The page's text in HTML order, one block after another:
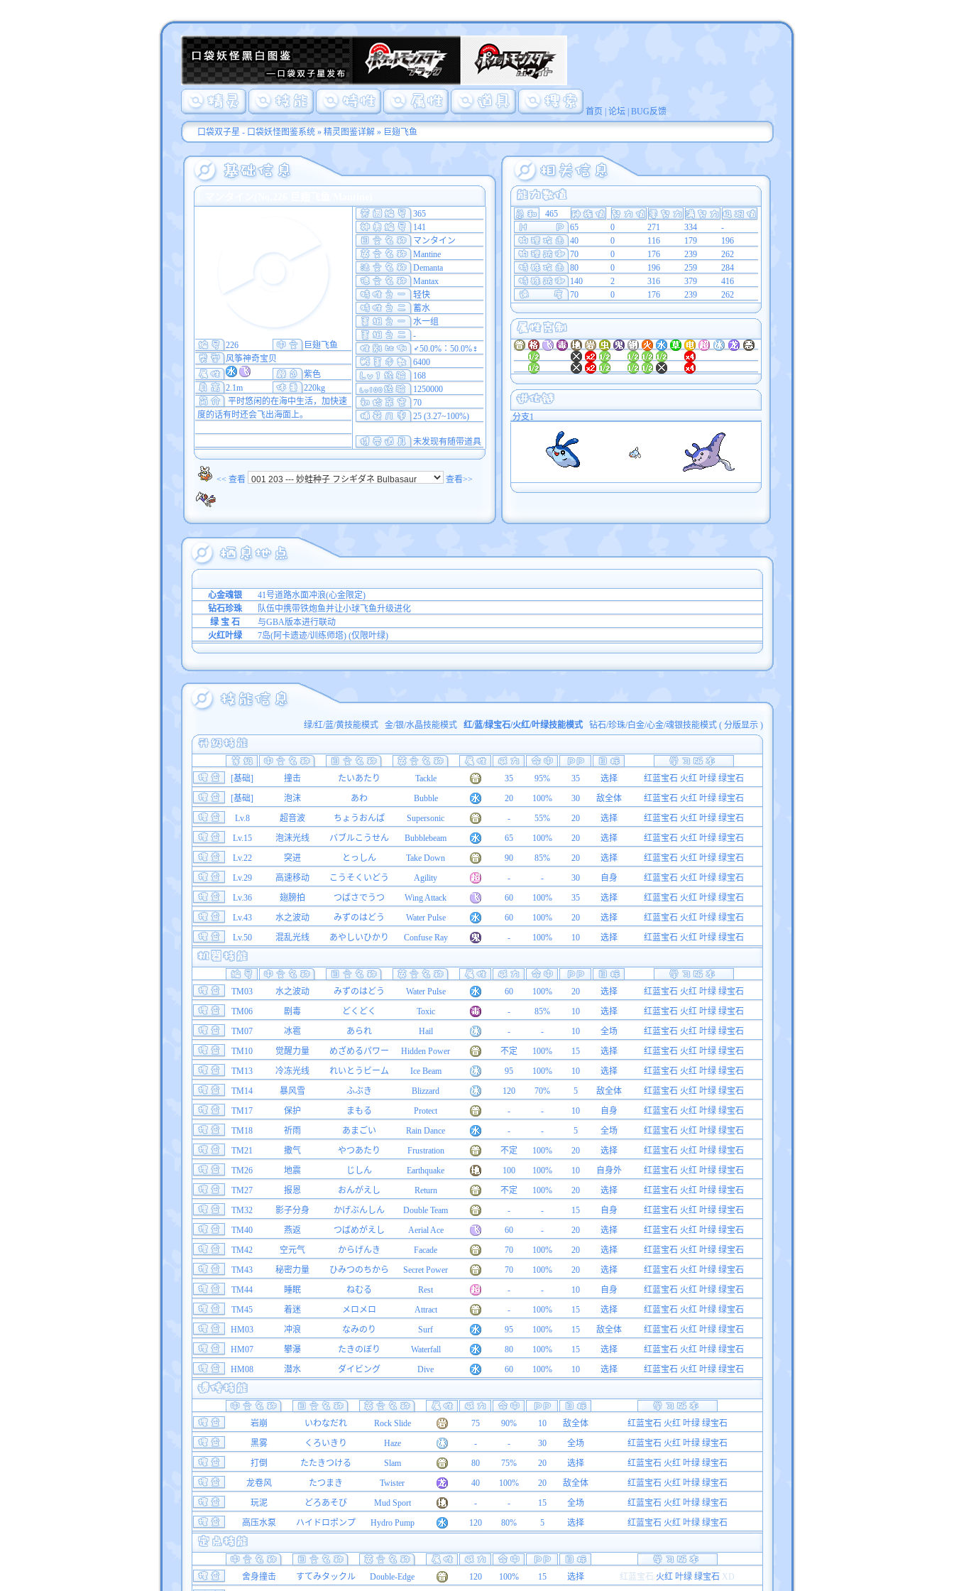
首页 论坛| BUG反馈
口袋双子星 - 口袋妖怪图鉴系统» 精灵图鉴详解» 巨翅飞鱼
365
141
マンタイン
Mantine
Demanta
Mantax
轻快
蓄水
水一组
-
♂50.0%∶50.0%♀
6400
168
1250000
70
25 (3.27~100%)
未发现有随带道具
226
巨翅飞鱼
风筝神奇宝贝
紫色
2.1m
220kg
平时悠闲的在海中生活，加快速
度的话有时还会飞出海面上。
<< 查看 查看>>
465
65
0 271 334
-
40
0 116 179
196
70
0 176 239
262
80
0 196 259
284
140
2 316 379
416
70
0 176 239 262
分支1
心金魂银
41号道路水面冲浪(心金限定)
钻石珍珠
队伍中携带铁炮鱼并让小球飞鱼升级进化
绿 宝 石
与GBA版本进行联动
火红叶绿
7岛(阿卡遗迹/训练师塔) (仅限叶绿)
绿/红/蓝/黄技能模式 金/银/水晶技能模式 红/蓝/绿宝石/火红/叶绿技能模式 钻石/珍珠/白金/心金/魂银技能模式( 分版显示)
[基础] 撞击 たいあたり Tackle 35 95% 35 选择
红蓝宝石 火红 叶绿 绿宝石
[基础]
泡沫 あわ Bubble 20 100% 30 敌全体
红蓝宝石 火红 叶绿 绿宝石
Lv.8
超音波 ちょうおんぱ Supersonic - 55% 20 选择
红蓝宝石 火红 叶绿 绿宝石
Lv.15
泡沫光线 バブルこうせん Bubblebeam 65 100% 20 选择
红蓝宝石 火红 叶绿 绿宝石
Lv.22
突进 とっしん Take Down 90 85% 20 选择
红蓝宝石 火红 叶绿 绿宝石
Lv.29
高速移动 こうそくいどう Agility - - 30 自身
红蓝宝石 火红 叶绿 绿宝石
Lv.36
翅膀拍 つばさでうつ Wing Attack 60 100% 35 选择
红蓝宝石 火红 叶绿 绿宝石
Lv.43
水之波动 みずのはどう Water Pulse 60 100% 20 选择
红蓝宝石 火红 叶绿 绿宝石
Lv.50
混乱光线 あやしいひかり Confuse Ray - 100% 10 选择 红蓝宝石 火红 叶绿 绿宝石
TM03 水之波动 みずのはどう Water Pulse 60 100% 20 选择
红蓝宝石 火红 叶绿 绿宝石
TM06
剧毒 どくどく Toxic - 85% 10 选择
红蓝宝石 火红 叶绿 绿宝石
TM07
冰雹 あられ Hail - - 10 全场
红蓝宝石 火红 叶绿 绿宝石
TM10
觉醒力量 めざめるパワー Hidden Power 不定 100% 15 选择
红蓝宝石 火红 叶绿 绿宝石
TM13
冷冻光线 れいとうビーム Ice Beam 95 100% 10 选择
红蓝宝石 火红 叶绿 绿宝石
TM14
暴风雪 ふぶき Blizzard 120 70% 5 敌全体
红蓝宝石 火红 叶绿 绿宝石
TM17
保护 まもる Protect - - 10 自身
红蓝宝石 火红 叶绿 绿宝石
TM18
祈雨 あまごい Rain Dance - - 5 全场
红蓝宝石 火红 叶绿 绿宝石
TM21
撒气 やつあたり Frustration 不定 100% 20 选择
红蓝宝石 火红 叶绿 绿宝石
TM26
地震 じしん Earthquake 100 100% 10 自身外
红蓝宝石 火红 叶绿 绿宝石
TM27
报恩 おんがえし Return 不定 100% 20 选择
红蓝宝石 火红 叶绿 绿宝石
TM32
影子分身 かげぶんしん Double Team - - 15 自身
红蓝宝石 火红 叶绿 绿宝石
TM40
燕返 つばめがえし Aerial Ace 60 - 20 选择
红蓝宝石 火红 叶绿 绿宝石
TM42
空元气 からげんき Facade 70 100% 20 选择
红蓝宝石 火红 叶绿 绿宝石
TM43
秘密力量 ひみつのちから Secret Power 70 100% 20 选择
红蓝宝石 火红 叶绿 绿宝石
TM44
睡眠 ねむる Rest - - 10 自身
红蓝宝石 火红 叶绿 绿宝石
TM45
着迷 メロメロ Attract - 100% 15 选择
红蓝宝石 火红 叶绿 绿宝石
HM03
冲浪 なみのり Surf 95 100% 15 敌全体
红蓝宝石 火红 叶绿 绿宝石
HM07
攀瀑 たきのぼり Waterfall 80 100% 15 选择
红蓝宝石 火红 叶绿 绿宝石
HM08
潜水 ダイビング Dive 60 100% 10 选择 红蓝宝石 火红 叶绿 绿宝石
岩崩 いわなだれ Rock Slide 75 90% 10 敌全体
红蓝宝石 火红 叶绿 绿宝石
黑雾
くろいきり Haze - - 30 全场
红蓝宝石 火红 叶绿 绿宝石
打倒
たたきつける Slam 80 75% 20 选择
红蓝宝石 火红 叶绿 绿宝石
龙卷风
たつまき Twister 40 100% 20 敌全体
红蓝宝石 火红 叶绿 绿宝石
玩泥
どろあそび Mud Sport - - 15 全场
红蓝宝石 火红 叶绿 绿宝石
高压水泵
ハイドロポンプ Hydro Pump 120 80% 5 选择 红蓝宝石 火红 叶绿 绿宝石
舍身撞击 すてみタックル Double-Edge 120 100% 15 选择 红蓝宝石 火红 叶绿 绿宝石 XD